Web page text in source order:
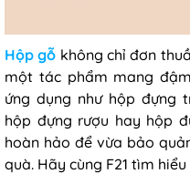
Hộp gỗ không chỉ đơn
một tác phẩm mang
ứng dụng như hộp đựng
hộp đựng rượu hay hộp
hoàn hảo để vừa bảo
quà. Hãy cùng F21 tìm